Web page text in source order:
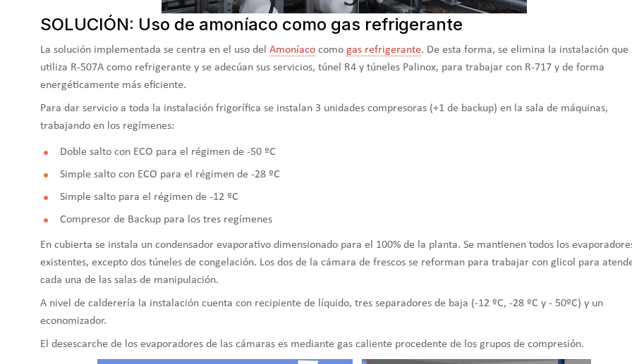
SOLUCIÓN: Uso de amoníaco como gas refrigerante
La solución implementada se centra en el uso del Amoníaco como gas refrigerante. De esta forma, se elimina la instalación que
utiliza R-507A como refrigerante y se adecúan sus servicios, túnel R4 y túneles Palinox, para trabajar con R-717 y de forma
energéticamente más eficiente.
Para dar servicio a toda la instalación frigorífica se instalan 3 unidades compresoras (+1 de backup) en la sala de máquinas,
trabajando en los regímenes:
Doble salto con ECO para el régimen de -50 ºC
Simple salto con ECO para el régimen de -28 ºC
Simple salto para el régimen de -12 ºC
Compresor de Backup para los tres regímenes
En cubierta se instala un condensador evaporativo dimensionado para el 100% de la planta. Se mantienen todos los
existentes, excepto dos túneles de congelación. Los dos de la cámara de frescos se reforman para trabajar con glicol para
cada una de las salas de manipulación.
A nivel de calderería la instalación cuenta con recipiente de líquido, tres separadores de baja (-12 ºC, -28 ºC y - 50ºC) y un
economizador.
El desescarche de los evaporadores de las cámaras es mediante gas caliente procedente de los grupos de compresión.